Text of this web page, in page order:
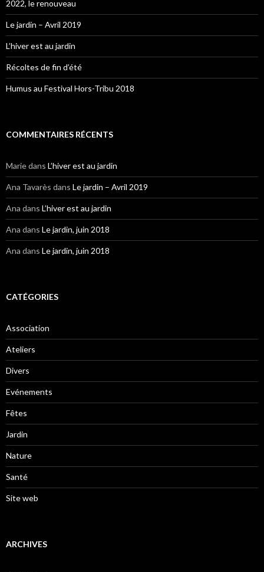
2022, le renouveau
Le jardin – Avril 2019
L’hiver est au jardin
Récoltes de fin d’été
Humus au Festival Hors-Tribu 2018
COMMENTAIRES RÉCENTS
Mariedans L’hiver est au jardin
Ana Tavarès dans Le jardin – Avril 2019
Ana dans L’hiver est au jardin
Ana dans Le jardin, juin 2018
Ana dans Le jardin, juin 2018
CATÉGORIES
Association
Ateliers
Divers
Evénements
Fêtes
Jardin
Nature
Santé
Site web
ARCHIVES